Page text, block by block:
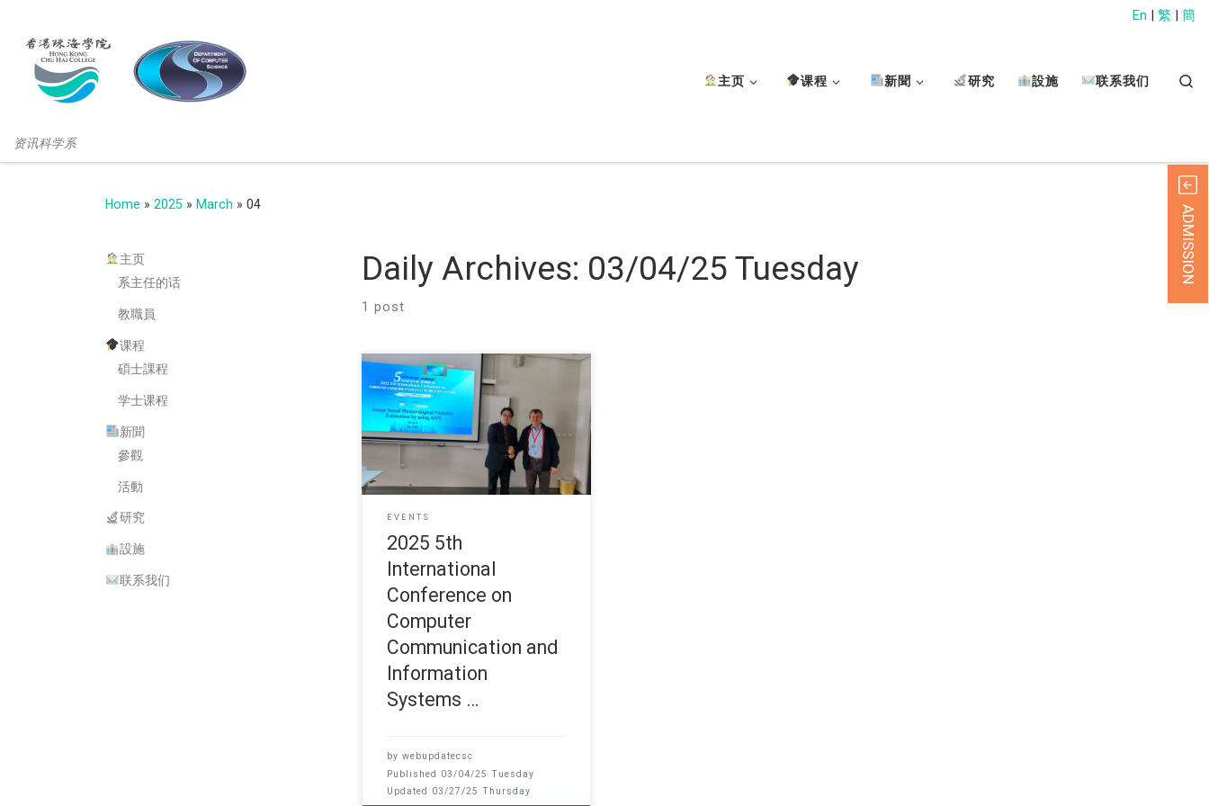
资讯科学系
主页 课程 新聞 研究 設施 联系我们
En | 繁 | 簡
Home » 2025 » March » 04
Daily Archives: 03/04/25 Tuesday
1 post
1 March 2025 The 5th International
Conference on C
EVENTS
2025 5th
International
Conference on
Computer
Communication and
Information
Systems …
bywebupdatecsc
Published 03/04/25 Tuesday
Updated 03/27/25 Thursday
主页
系主任的话
教職員
课程
碩士課程
学士课程
新聞
參觀
活動
研究
設施
联系我们
ADMISSION